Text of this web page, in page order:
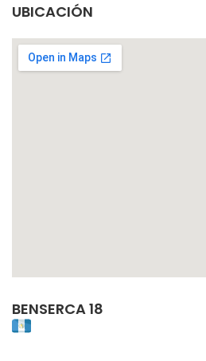
UBICACIÓN
BENSERCA 18